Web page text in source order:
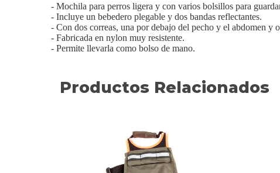
- Mochila para perros ligera y con varios bolsillos para
- Incluye un bebedero plegable y dos bandas reflectantes.
- Con dos correas, una por debajo del pecho y el abdomen y
- Fabricada en nylon muy resistente.
- Permite llevarla como bolso de mano.
Productos Relacionados